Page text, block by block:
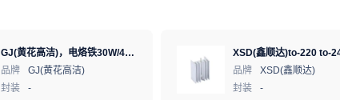
GJ(黄花高洁)，电烙铁30W/40W/60W锡焊电烙铁焊接工具电焊笔手机电子维修（内热35W），NO.435(35W)
品牌
GJ(黄花高洁)
封装
-
品牌
XSD(鑫顺达)
封装
-